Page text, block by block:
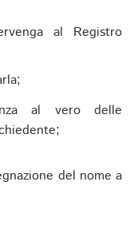
al Registro
al vero delle
del nome a